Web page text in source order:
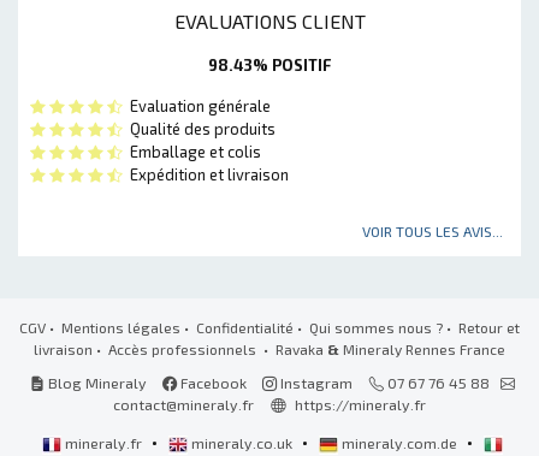
EVALUATIONS CLIENT
98.43% POSITIF
Evaluation générale
Qualité des produits
Emballage et colis
Expédition et livraison
VOIR TOUS LES AVIS...
CGV • Mentions légales • Confidentialité • Qui sommes nous ? • Retour et
livraison • Accès professionnels • Ravaka & Mineraly Rennes France
Blog Mineraly
Facebook Instagram
07 67 76 45 88
contact@mineraly.fr
https://mineraly.fr
mineraly.fr • mineraly.co.uk • mineraly.com.de •